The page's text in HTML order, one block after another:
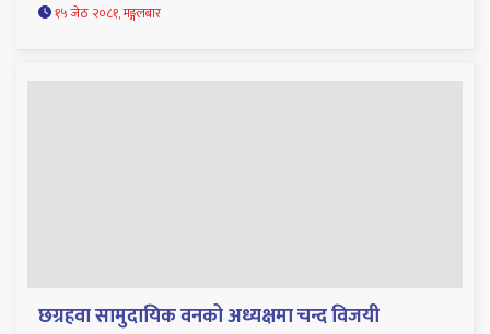
१५ जेठ २०८१, मङ्गलबार
छग्रहवा सामुदायिक वनको अध्यक्षमा चन्द विजयी